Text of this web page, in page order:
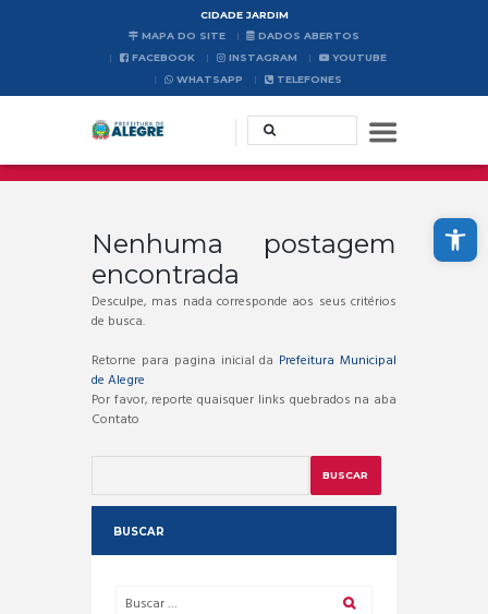
Abrir a barra de ferramentas
CIDADE JARDIM
MAPA DO SITE
DADOS ABERTOS
FACEBOOK
INSTAGRAM
YOUTUBE
WHATSAPP
TELEFONES
Nenhuma postagem
encontrada
Desculpe, mas nada corresponde aos seus critérios
de busca.
Retorne para pagina inicial da Prefeitura Municipal
de Alegre
Por favor, reporte quaisquer links quebrados na aba
Contato
BUSCAR